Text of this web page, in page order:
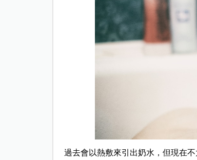
過去會以熱敷來引出奶水，但現在